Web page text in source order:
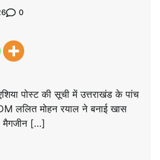
0
पोस्ट की सूची में उत्तराखंड के पांच
ललित मोहन रयाल ने बनाई खास
मैगजीन […]